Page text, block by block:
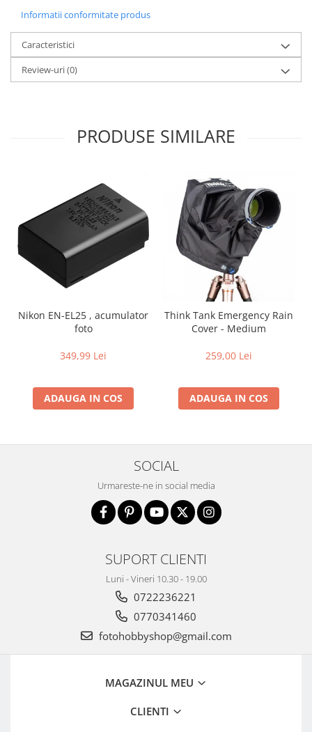
Informatii conformitate produs
Caracteristici
Review-uri(0)
PRODUSE SIMILARE
Nikon EN-EL25 , acumulator
foto
349,99 Lei
ADAUGA IN COS
Think Tank Emergency Rain
Cover - Medium
259,00 Lei
ADAUGA IN COS
SOCIAL
Urmareste-ne in social media
SUPORT CLIENTI
Luni - Vineri 10.30 - 19.00
0722236221
0770341460
fotohobbyshop@gmail.com
MAGAZINUL MEU
CLIENTI